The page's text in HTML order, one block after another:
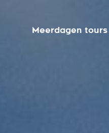
Meerdagen tours